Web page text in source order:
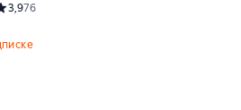
рейтинг 3,9 на основе 76 оценок
3,976